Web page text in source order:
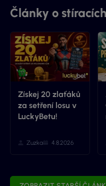
Články o
Získej 20 zlaťáků
za setření losu v
LuckyBetu!
Zuzka 4.8.2026